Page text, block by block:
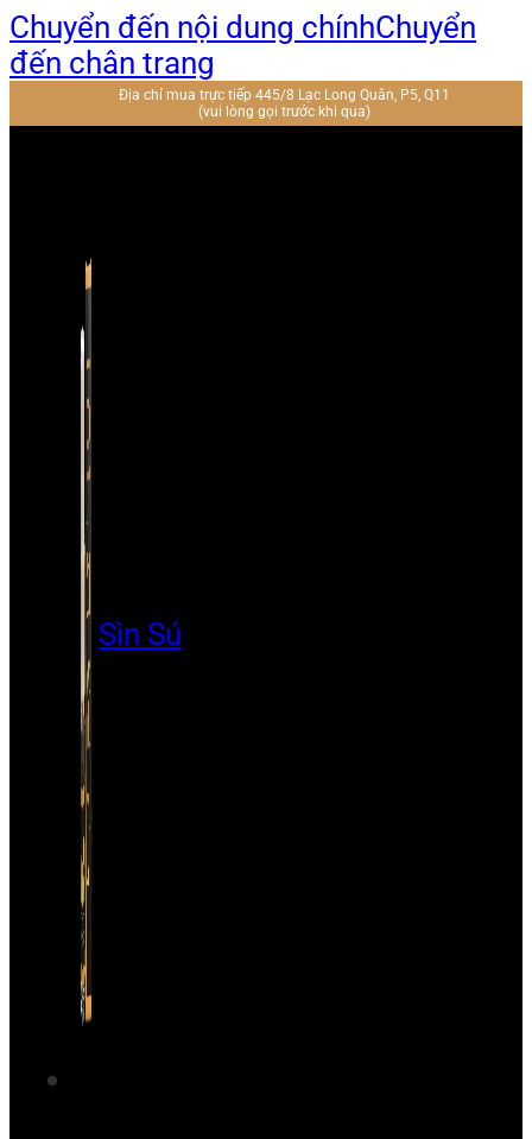
Chuyển đến nội dung chínhChuyển
đến chân trang
Địa chỉ mua trực tiếp 445/8 Lạc Long Quân, P5, Q11
(vui lòng gọi trước khi qua)
Sìn Sú